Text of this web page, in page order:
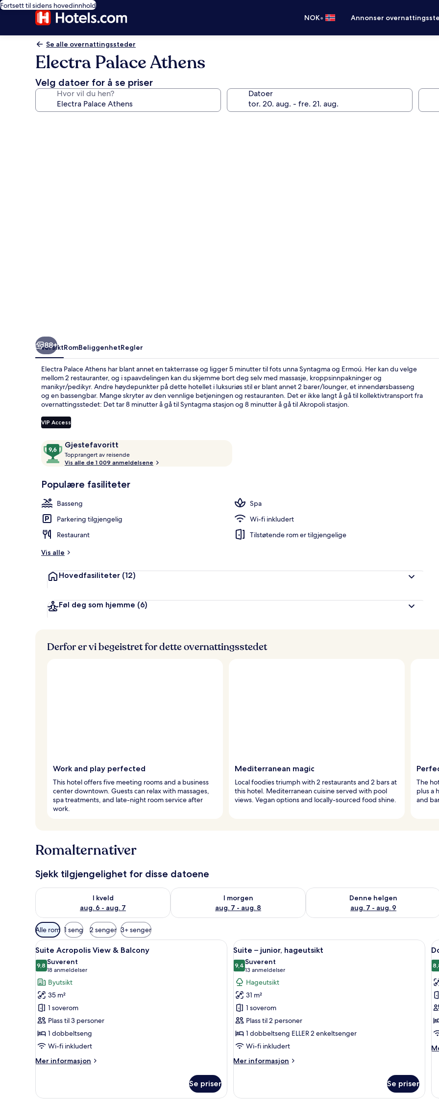
Fortsett til sidens hovedinnhold
NOK• Annonser
Se alle overnattingssteder
Electra Palace Athens
Velg datoer for å se priser
Hvor vil du hen? Datoer
Eksteriør
88+
OversiktRomBeliggenhetRegler
Electra Palace Athens har blant annet en takterrasse og ligger 5 minutter til fots unna Syntagma og Ermoú. Her kan du velge
mellom 2 restauranter, og i spaavdelingen kan du skjemme bort deg selv med massasje, kroppsinnpakninger og
manikyr/pedikyr. Andre høydepunkter på dette hotellet i luksuriøs stil er blant annet 2 barer/lounger, et innendørsbasseng
og en bassengbar. Mange skryter av den vennlige betjeningen og restauranten. Det er ikke langt å gå til kollektivtransport fra
overnattingsstedet: Det tar 8 minutter å gå til Syntagma stasjon og 8 minutter å gå til Akropoli stasjon.
VIP Access
AnmeldelserGjestefavoritt
9,6
av
10,
Topprangert av reisende
o
v
i
e
Vis alle de 1 009 anmeldelsene
Populære fasiliteter
Basseng
Spa
Parkering tilgjengelig
Wi-fi inkludert
Restaurant
Tilstøtende rom er tilgjengelige
Vis alle
Hovedfasiliteter (12)
Føl deg som hjemme (6)
Derfor er vi begeistret for dette overnattingsstedet
Work and play perfected
This hotel offers five meeting rooms and a business
center downtown. Guests can relax with massages,
spa treatments, and late-night room service after
work.
Mediterranean magic
Local foodies triumph with 2 restaurants and 2 bars at
this hotel. Mediterranean cuisine served with pool
views. Vegan options and locally-sourced food shine.
The
plus a
and
Romalternativer
Sjekk tilgjengelighet for disse datoene
I kveld
aug. 6 - aug. 7
Sjekk tilgjengelighet for i kveld, aug. 6 - aug. 7
I morgen
aug. 7 - aug. 8
Sjekk tilgjengelighet for i morgen, aug. 7 - aug. 8
Denne helgen
aug. 7 - aug. 9
Sjekk tilgjengelighet for denne
Tilgjengelige
filtre
for
rom
Alle rom 1 seng 2 senger 3+ senger
Åpne
alle
bildene
av
Suite
Acropolis
View
&
Balcony
Suite Acropolis View & Balcony | Sengetøy av topp kvalitet, minibar, safe på rommet og skrivebord
6
Suite Acropolis View & Balcony
9,89,8 av 10
Suverent
18 anmeldelser
(18
anmeldelser)
Byutsikt
35 m²
1 soverom
Plass til 3 personer
1 dobbeltseng
Wi-fi inkludert
Mer informasjon
Mer
Acropolis
Se priser
Åpne
alle
bildene
av
Suite
–
junior,
hageutsikt
Suite – junior, hageutsikt | Sengetøy
4
Suite – junior, hageutsikt
9,49,4 av 10
Suverent
13 anmeldelser
(13
anmeldelser)
Hageutsikt
31 m²
1 soverom
Plass til 2 personer
1 dobbeltseng ELLER 2 enkeltsenger
Wi-fi inkludert
Mer informasjon
Mer
–
Se priser
–